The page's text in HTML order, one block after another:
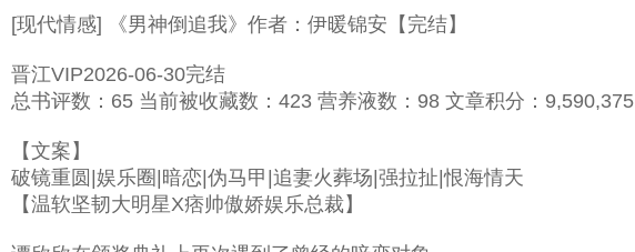
[现代情感] 《男神倒追我》作者：伊暖锦安【完结】
晋江VIP2026-06-30完结
总书评数：65 当前被收藏数：423 营养液数：98 文章积分：9,590,375
【文案】
破镜重圆|娱乐圈|暗恋|伪马甲|追妻火葬场|强拉扯|恨海情天
【温软坚韧大明星X痞帅傲娇娱乐总裁】